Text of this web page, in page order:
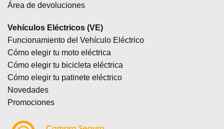
Área de devoluciones
Vehículos Eléctricos (VE)
Funcionamiento del Vehículo Eléctrico
Cómo elegir tu moto eléctrica
Cómo elegir tu bicicleta eléctrica
Cómo elegir tu patinete eléctrico
Novedades
Promociones